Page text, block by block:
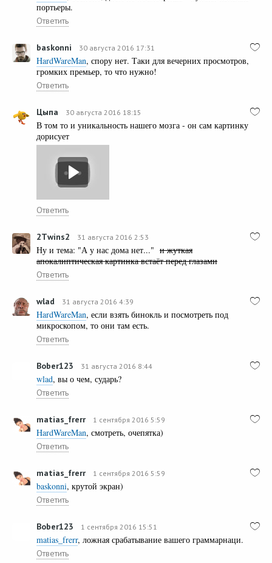
портьеры.
Ответить
baskonni 30 августа 2016 17:31
HardWareMan, спору нет. Таки для вечерних просмотров,
громких премьер, то что нужно!
Ответить
Цыпа 30 августа 2016 18:15
В том то и уникальность нашего мозга - он сам картинку
дорисует
Ответить
2Тwins2 31 августа 2016 2:53
Ну и тема: "А у нас дома нет..." и жуткая
апокалиптическая картинка встаёт перед глазами
Ответить
wlad 31 августа 2016 4:39
HardWareMan, если взять бинокль и посмотреть под
микроскопом, то они там есть.
Ответить
Bober123 31 августа 2016 8:44
wlad, вы о чем, сударь?
Ответить
matias_frerr 1 сентября 2016 5:59
HardWareMan, смотреть, очепятка)
Ответить
matias_frerr 1 сентября 2016 5:59
baskonni, крутой экран)
Ответить
Bober123 1 сентября 2016 15:51
matias_frerr, ложная срабатывание вашего граммарнаци.
Ответить